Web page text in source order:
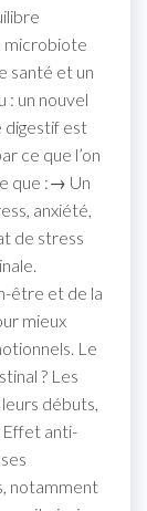
microbiote
santé et un
: un nouvel
digestif est
ce que l’on
que :→ Un
anxiété,
de stress
être et de la
mieux
Le
? Les
débuts,
Effet anti-
notamment